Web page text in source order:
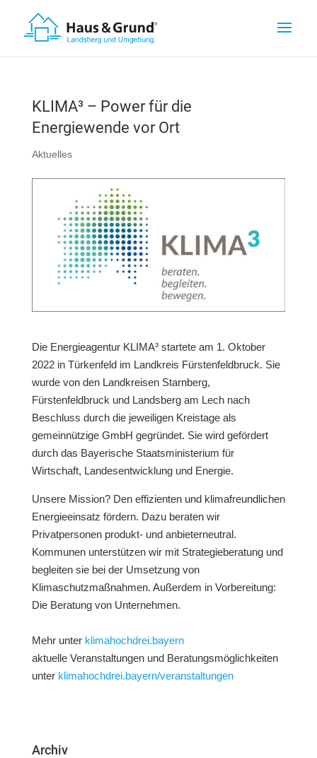
KLIMA³ – Power für die
Energiewende vor Ort
Aktuelles
Die Energieagentur KLIMA³ startete am 1. Oktober
2022 in Türkenfeld im Landkreis Fürstenfeldbruck. Sie
wurde von den Landkreisen Starnberg,
Fürstenfeldbruck und Landsberg am Lech nach
Beschluss durch die jeweiligen Kreistage als
gemeinnützige GmbH gegründet. Sie wird gefördert
durch das Bayerische Staatsministerium für
Wirtschaft, Landesentwicklung und Energie.
Unsere Mission? Den effizienten und klimafreundlichen
Energieeinsatz fördern. Dazu beraten wir
Privatpersonen produkt- und anbieterneutral.
Kommunen unterstützen wir mit Strategieberatung und
begleiten sie bei der Umsetzung von
Klimaschutzmaßnahmen. Außerdem in Vorbereitung:
Die Beratung von Unternehmen.
Mehr unter klimahochdrei.bayern
aktuelle Veranstaltungen und Beratungsmöglichkeiten
unter klimahochdrei.bayern/veranstaltungen
Archiv